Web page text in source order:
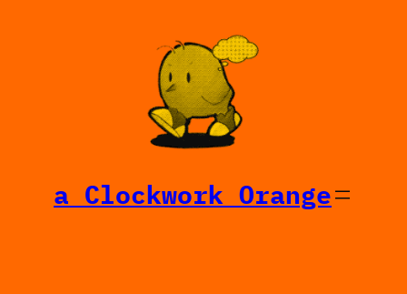
a Clockwork Orange